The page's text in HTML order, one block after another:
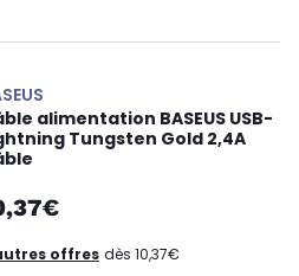
alimentation BASEUS USB-
Tungsten Gold 2,4A
offres dès 10,37€